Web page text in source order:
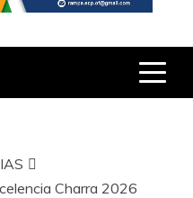
Charra 2026